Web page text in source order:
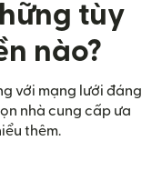
tùy
nào?
với mạng lưới đáng
nhà cung cấp ưa
thêm.